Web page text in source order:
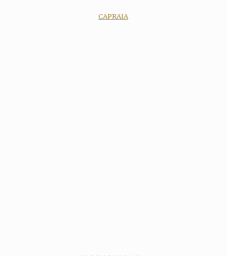
CAPRAIA